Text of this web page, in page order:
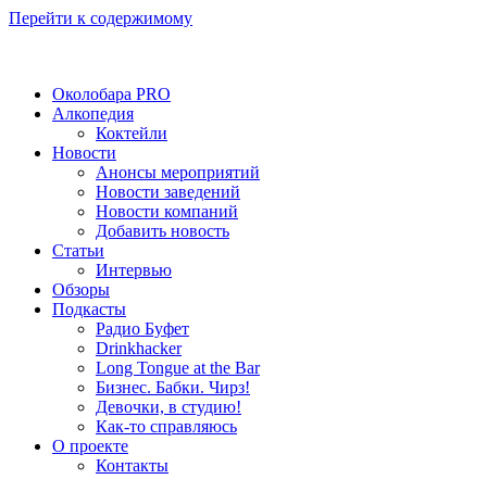
Перейти к содержимому
Околобара PRO
Алкопедия
Коктейли
Новости
Анонсы мероприятий
Новости заведений
Новости компаний
Добавить новость
Статьи
Интервью
Обзоры
Подкасты
Радио Буфет
Drinkhacker
Long Tongue at the Bar
Бизнес. Бабки. Чирз!
Девочки, в студию!
Как-то справляюсь
О проекте
Контакты